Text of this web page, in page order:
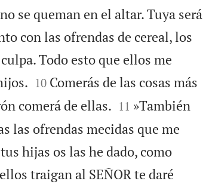
se queman en el altar. Tuya será
con las ofrendas de cereal, los
Todo esto que ellos me

10 Comerás de las cosas más
comerá de ellas.
11 »También
las ofrendas mecidas que me
hijas os las he dado, como
traigan al SEÑOR te daré